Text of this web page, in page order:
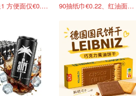
7折+买2送1 方便面仅€0.47/包
90抽纸巾€0.22、红油面皮€0.99